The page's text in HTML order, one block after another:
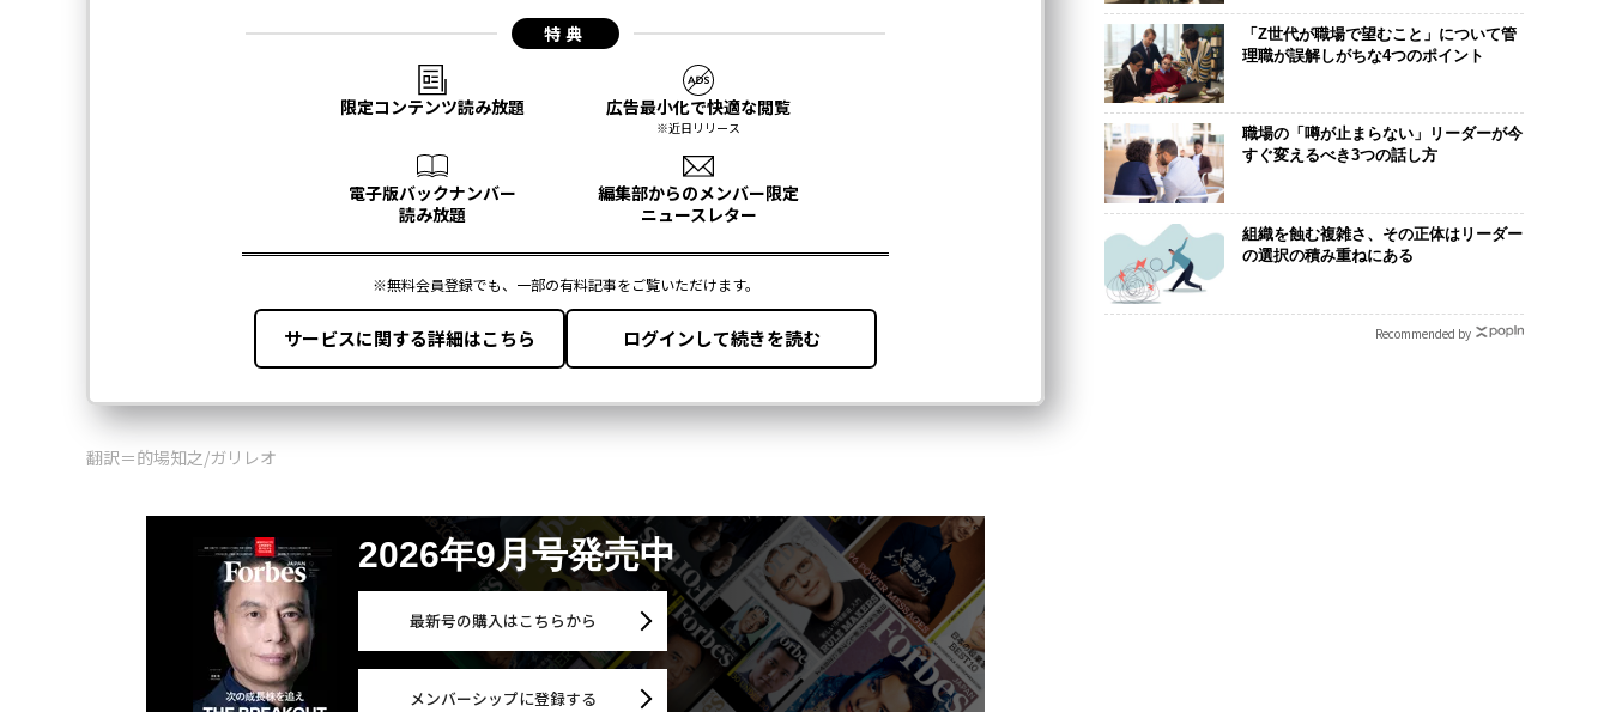
翻訳＝的場知之/ガリレオ
2026年9月号発売中
最新号の購入はこちらから
メンバーシップに登録する
「Z世代が職場で望むこと」について管
理職が誤解しがちな4つのポイント
職場の「噂が止まらない」リーダーが今
すぐ変えるべき3つの話し方
組織を蝕む複雑さ、その正体はリーダー
の選択の積み重ねにある
Recommended by